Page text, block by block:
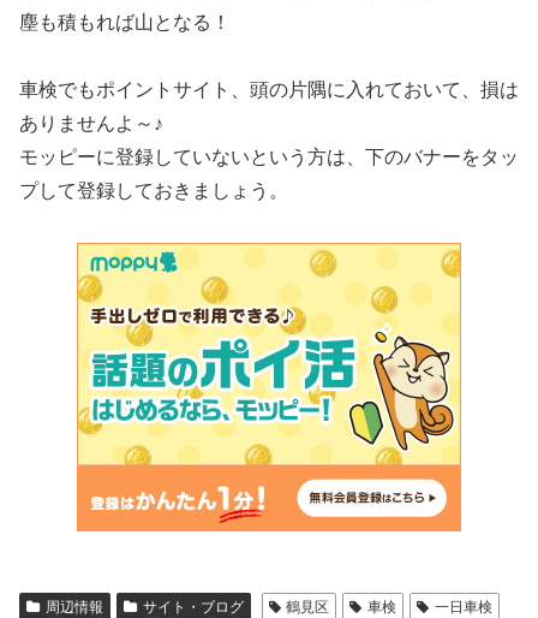
塵も積もれば山となる！
車検でもポイントサイト、頭の片隅に入れておいて、損は
ありませんよ～♪
モッピーに登録していないという方は、下のバナーをタッ
プして登録しておきましょう。
周辺情報 サイト・ブログ 鶴見区 車検
一日車検